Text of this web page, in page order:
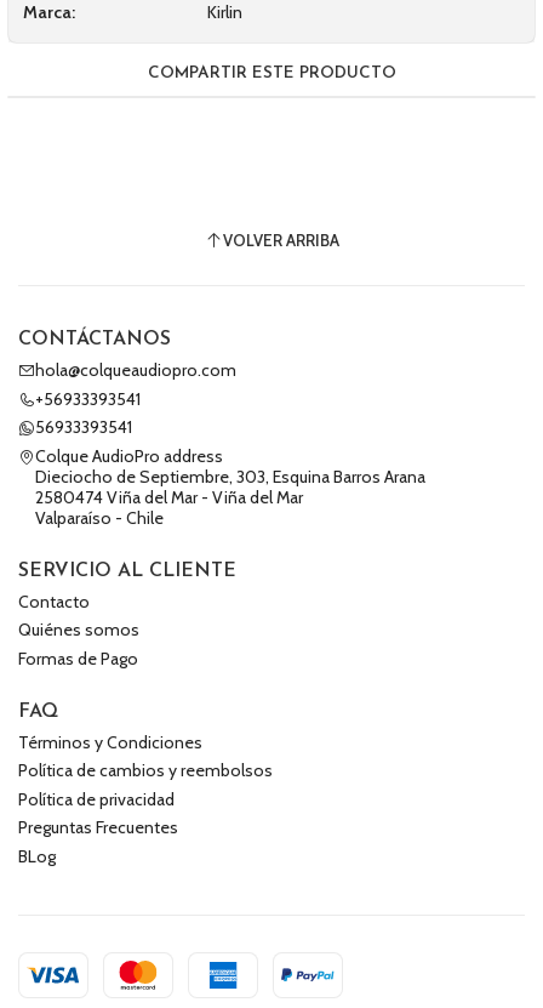
Marca: Kirlin
COMPARTIR ESTE PRODUCTO
VOLVER ARRIBA
CONTÁCTANOS
hola@colqueaudiopro.com
+56933393541
56933393541
Colque AudioPro address
Dieciocho de Septiembre, 303, Esquina Barros Arana
2580474 Viña del Mar - Viña del Mar
Valparaíso - Chile
SERVICIO AL CLIENTE
Contacto
Quiénes somos
Formas de Pago
FAQ
Términos y Condiciones
Política de cambios y reembolsos
Política de privacidad
Preguntas Frecuentes
BLog